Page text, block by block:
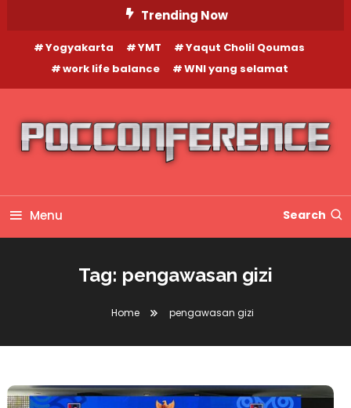
Content
Trending Now
Yogyakarta YMT
Yaqut Cholil Qoumas
work life balance
WNI yang selamat
Menu Search
Tag: pengawasan gizi
Home pengawasan gizi